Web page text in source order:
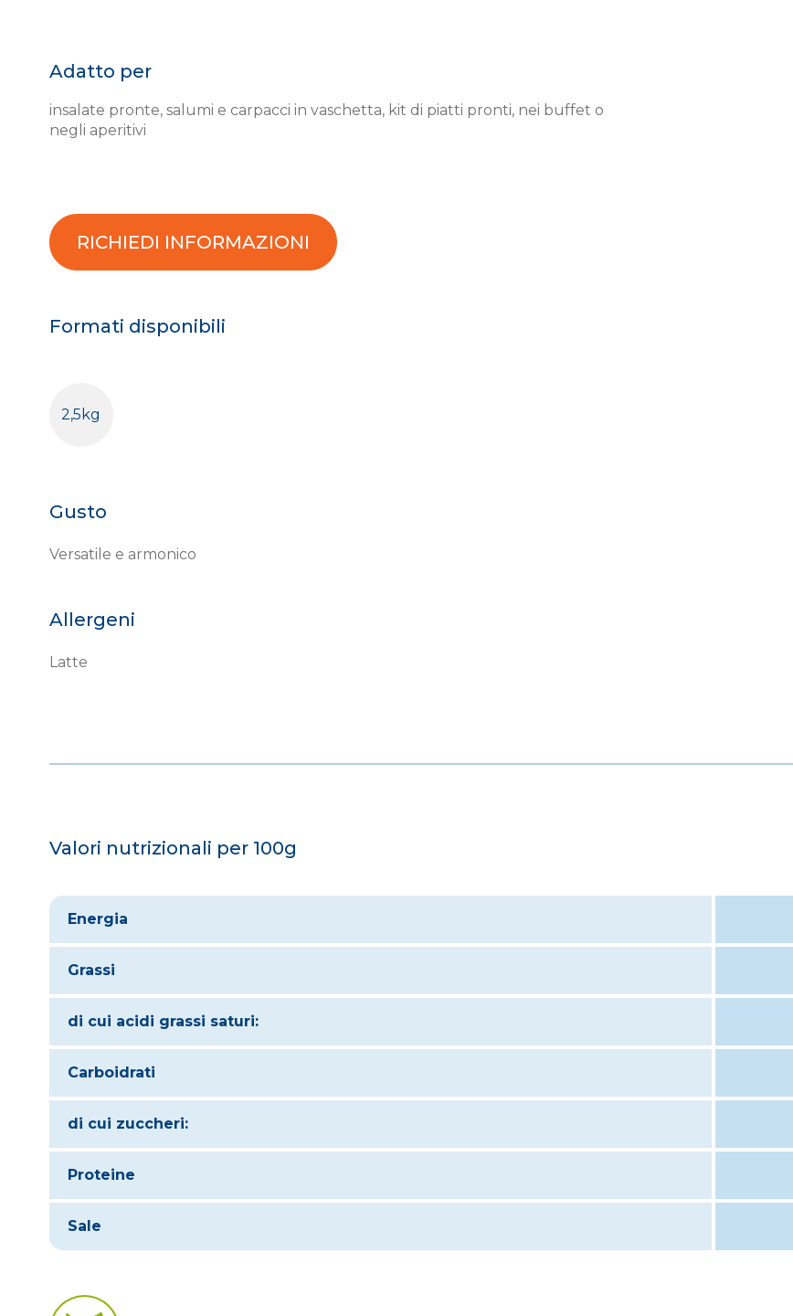
Adatto per
insalate pronte, salumi e carpacci in vaschetta, kit di piatti pronti, nei buffet o
negli aperitivi
RICHIEDI INFORMAZIONI
Formati disponibili
2,5kg
Gusto
Versatile e armonico
Allergeni
Latte
Valori nutrizionali per 100g
Energia
Grassi
di cui acidi grassi saturi:
Carboidrati
di cui zuccheri:
Proteine
Sale